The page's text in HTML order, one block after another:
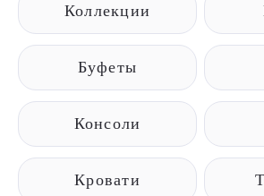
Коллекции
Буфеты
Консоли
Кровати